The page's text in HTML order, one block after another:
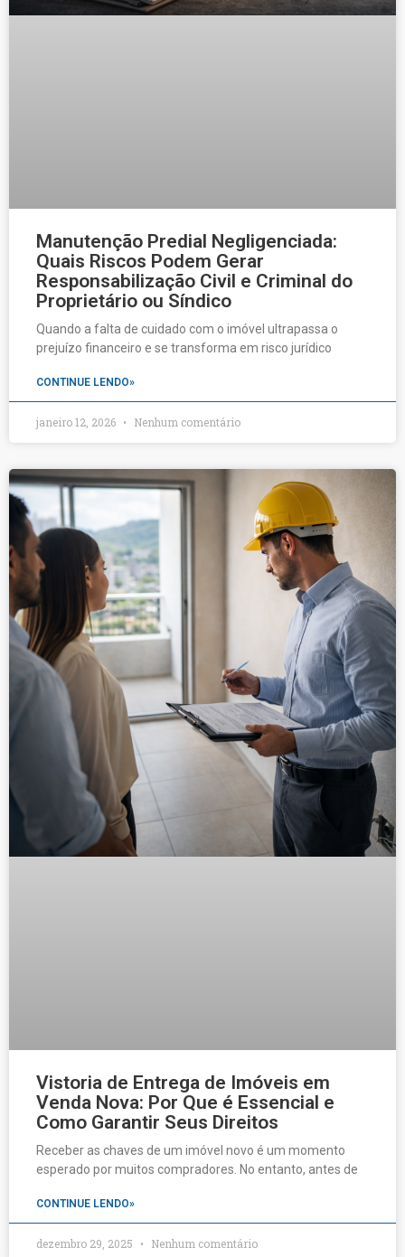
Manutenção Predial Negligenciada:
Quais Riscos Podem Gerar
Responsabilização Civil e Criminal do
Proprietário ou Síndico
Quando a falta de cuidado com o imóvel ultrapassa o
prejuízo financeiro e se transforma em risco jurídico
CONTINUE LENDO»
janeiro 12, 2026 Nenhum comentário
Vistoria de Entrega de Imóveis em
Venda Nova: Por Que é Essencial e
Como Garantir Seus Direitos
Receber as chaves de um imóvel novo é um momento
esperado por muitos compradores. No entanto, antes de
CONTINUE LENDO»
dezembro 29, 2025 Nenhum comentário